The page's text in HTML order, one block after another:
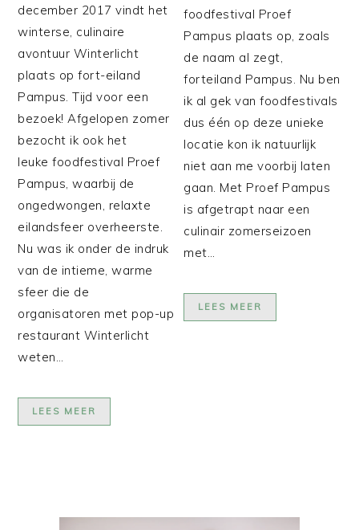
december 2017 vindt het
winterse, culinaire
avontuur Winterlicht
plaats op fort-eiland
Pampus. Tijd voor een
bezoek! Afgelopen zomer
bezocht ik ook het
leuke foodfestival Proef
Pampus, waarbij de
ongedwongen, relaxte
eilandsfeer overheerste.
Nu was ik onder de indruk
van de intieme, warme
sfeer die de
organisatoren met pop-up
restaurant Winterlicht
weten…
LEES MEER
foodfestival Proef
Pampus plaats op, zoals
de naam al zegt,
forteiland Pampus. Nu ben
ik al gek van foodfestivals
dus één op deze unieke
locatie kon ik natuurlijk
niet aan me voorbij laten
gaan. Met Proef Pampus
is afgetrapt naar een
culinair zomerseizoen
met…
LEES MEER